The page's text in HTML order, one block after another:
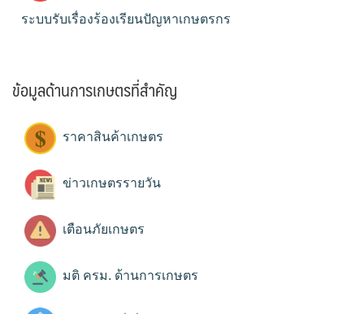
ระบบรับเรื่องร้องเรียนปัญหาเกษตรกร
ข้อมูลด้านการเกษตรที่สำคัญ
ราคาสินค้าเกษตร
ข่าวเกษตรรายวัน
เตือนภัยเกษตร
มติ ครม. ด้านการเกษตร